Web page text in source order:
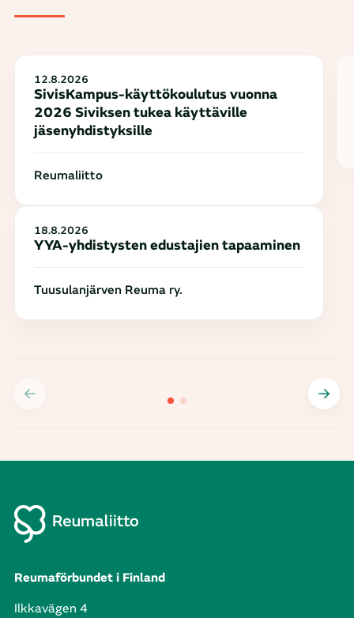
12.8.2026
SivisKampus-käyttökoulutus vuonna
2026 Siviksen tukea käyttäville
jäsenyhdistyksille
Reumaliitto
18.8.2026
YYA-yhdistysten edustajien tapaaminen
Tuusulanjärven Reuma ry.
Reumaförbundet i Finland
Ilkkavägen 4